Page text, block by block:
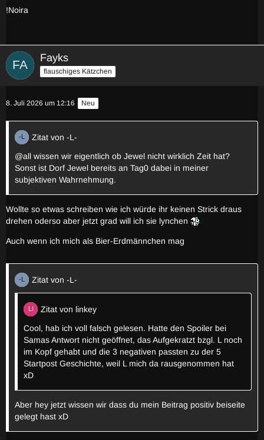
!Noira
Fayks
flauschiges Kätzchen
8. Juli 2026 um 12:16 Neu
Zitat von -L-
@all wissen wir eigentlich ob Jewel nicht wirklich Zeit hat?
Sonst ist Dorf Jewel bereits an Tag0 dabei in meiner
subjektiven Wahrnehmung.
Wollte so etwas schreiben wie ich würde ihr keinen Strick draus
drehen oderso aber jetzt grad will ich sie lynchen
Auch wenn ich mich als Bier-Erdmännchen mag
Zitat von -L-
Zitat von linkey
Cool, hab ich voll falsch gelesen. Hatte den Spoiler bei
Samas Antwort nicht geöffnet, das Aufgekratzt bzgl. L noch
im Kopf gehabt und die 3 negativen passten zu der 5
Startpost Geschichte, weil L mich da rausgenommen hat
xD
Aber hey jetzt wissen wir dass du mein Beitrag positiv beiseite
gelegt hast xD